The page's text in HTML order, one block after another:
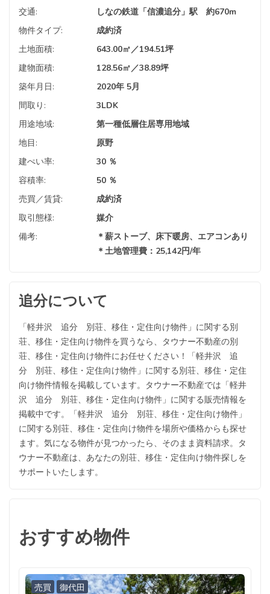
交通:
しなの鉄道「信濃追分」駅 約670m
物件タイプ:
成約済
土地面積:
643.00㎡／194.51坪
建物面積:
128.56㎡／38.89坪
築年月日:
2020年 5月
間取り:
3LDK
用途地域:
第一種低層住居専用地域
地目:
原野
建ぺい率:
30 ％
容積率:
50 ％
売買／賃貸:
成約済
取引態様:
媒介
備考:
＊薪ストーブ、床下暖房、エアコンあり
＊土地管理費：25,142円/年
追分について
「軽井沢 追分 別荘、移住・定住向け物件」に関する別
荘、移住・定住向け物件を買うなら、タウナー不動産の別
荘、移住・定住向け物件にお任せください！「軽井沢 追
分 別荘、移住・定住向け物件」に関する別荘、移住・定住
向け物件情報を掲載しています。タウナー不動産では「軽井
沢 追分 別荘、移住・定住向け物件」に関する販売情報を
掲載中です。「軽井沢 追分 別荘、移住・定住向け物件」
に関する別荘、移住・定住向け物件を場所や価格からも探せ
ます。気になる物件が見つかったら、そのまま資料請求。タ
ウナー不動産は、あなたの別荘、移住・定住向け物件探しを
サポートいたします。
おすすめ物件
売買 御代田